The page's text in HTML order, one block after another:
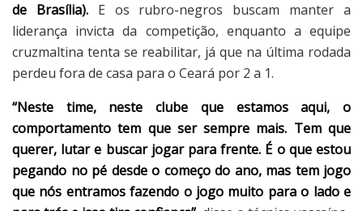
de Brasília).E os rubro-negros buscam manter a
liderança invicta da competição, enquanto a equipe
cruzmaltina tenta se reabilitar, já que na última rodada
perdeu fora de casa para o Ceará por 2 a 1.
“Neste time, neste clube que estamos aqui, o
comportamento tem que ser sempre mais. Tem que
querer, lutar e buscar jogar para frente. É o que estou
pegando no pé desde o começo do ano, mas tem jogo
que nós entramos fazendo o jogo muito para o lado e